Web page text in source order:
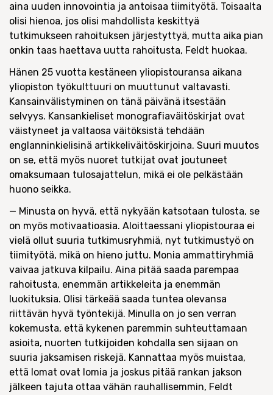
aina uuden innovointia ja antoisaa tiimityötä. Toisaalta
olisi hienoa, jos olisi mahdollista keskittyä
tutkimukseen rahoituksen järjestyttyä, mutta aika pian
onkin taas haettava uutta rahoitusta, Feldt huokaa.
Hänen 25 vuotta kestäneen yliopistouransa aikana
yliopiston työkulttuuri on muuttunut valtavasti.
Kansainvälistyminen on tänä päivänä itsestään
selvyys. Kansankieliset monografiaväitöskirjat ovat
väistyneet ja valtaosa väitöksistä tehdään
englanninkielisinä artikkeliväitöskirjoina. Suuri muutos
on se, että myös nuoret tutkijat ovat joutuneet
omaksumaan tulosajattelun, mikä ei ole pelkästään
huono seikka.
— Minusta on hyvä, että nykyään katsotaan tulosta, se
on myös motivaatioasia. Aloittaessani yliopistouraa ei
vielä ollut suuria tutkimusryhmiä, nyt tutkimustyö on
tiimityötä, mikä on hieno juttu. Monia ammattiryhmiä
vaivaa jatkuva kilpailu. Aina pitää saada parempaa
rahoitusta, enemmän artikkeleita ja enemmän
luokituksia. Olisi tärkeää saada tuntea olevansa
riittävän hyvä työntekijä. Minulla on jo sen verran
kokemusta, että kykenen paremmin suhteuttamaan
asioita, nuorten tutkijoiden kohdalla sen sijaan on
suuria jaksamisen riskejä. Kannattaa myös muistaa,
että lomat ovat lomia ja joskus pitää rankan jakson
jälkeen tajuta ottaa vähän rauhallisemmin, Feldt